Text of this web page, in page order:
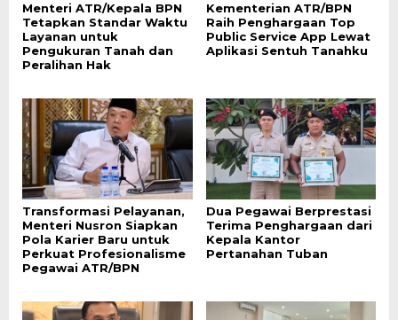
Menteri ATR/Kepala BPN
Tetapkan Standar Waktu
Layanan untuk
Pengukuran Tanah dan
Peralihan Hak
Kementerian ATR/BPN
Raih Penghargaan Top
Public Service App Lewat
Aplikasi Sentuh Tanahku
Transformasi Pelayanan,
Menteri Nusron Siapkan
Pola Karier Baru untuk
Perkuat Profesionalisme
Pegawai ATR/BPN
Dua Pegawai Berprestasi
Terima Penghargaan dari
Kepala Kantor
Pertanahan Tuban